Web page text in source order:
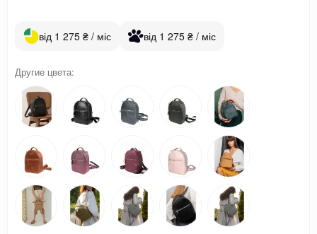
від 1 275 ₴ / міс від 1 275 ₴ / міс
Другие цвета: